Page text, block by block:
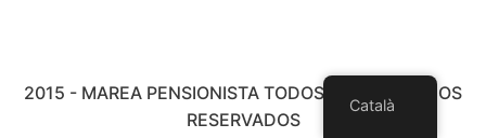
2015 - MAREA PENSIONISTA TODOS LOS DERECHOS
RESERVADOS
Català